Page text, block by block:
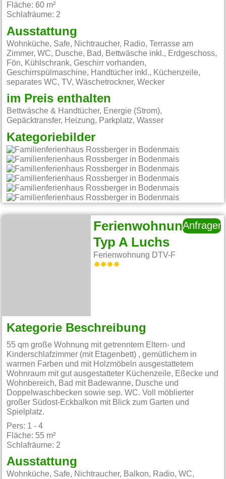
Fläche: 60 m²
Schlafräume: 2
Ausstattung
Wohnküche, Safe, Nichtraucher, Radio, Terrasse am
Zimmer, WC, Dusche, Bad, Bettwäsche inkl., Erdgeschoss,
Fön, Kühlschrank, Geschirr vorhanden,
Geschirrspülmaschine, Handtücher inkl., Küchenzeile,
separates WC, TV, Wäschetrockner, Wecker
im Preis enthalten
Bettwäsche & Handtücher, Energie (Strom),
Gepäcktransfer, Heizung, Parkplatz, Wasser
Kategoriebilder
Ferienwohnung
Typ A Luchs
Ferienwohnung DTV-F
Anfragen
Kategorie Beschreibung
55 qm große Wohnung mit getrenntem Eltern- und
Kinderschlafzimmer (mit Etagenbett) , gemütlichem in
warmen Farben und mit Holzmöbeln ausgestattetem
Wohnraum mit gut ausgestatteter Küchenzeile, Eßecke und
Wohnbereich, Bad mit Badewanne, Dusche und
Doppelwaschbecken sowie sep. WC. Voll möblierter
großer Südost-Eckbalkon mit Blick zum Garten und
Spielplatz.
Pers: 1 - 4
Fläche: 55 m²
Schlafräume: 2
Ausstattung
Wohnküche, Safe, Nichtraucher, Balkon, Radio, WC,